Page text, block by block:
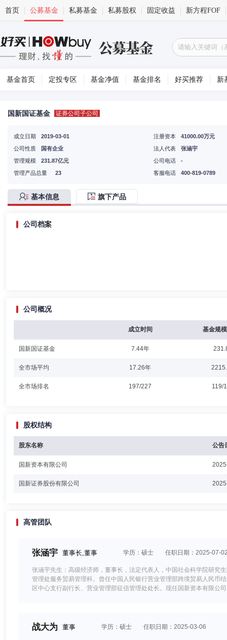
首页 公募基金 私募基金 私募股权 固定收益 新方程FOF
基金首页 定投专区 基金净值 基金排名 好买推荐 新
国新国证基金 证券公司子公司
成立日期
2019-03-01
公司性质
国有企业
注册资本
41000.00万元
法人代表
张涵宇
管理规模
231.87亿元
管理产品总量
23
公司电话
-
客服电话
400-819-0789
基本信息 旗下产品
公司档案
公司概况
成立时间 基金规
国新国证基金 7.44年
全市场平均 17.26年
全市场排名 197/227 119/
股权结构
股东名称 公告
国新资本有限公司
国新证券股份有限公司
高管团队
张涵宇 董事长,董事 学历：硕士 任职日期：2025-07-
张涵宇先生：高级经济师，董事长，法定代表人，中国社会科学院研究
管理处服务贸易管理科。曾任中国人民银行营业管理部跨境贸易人民币
区中心支行副行长、营业管理部征信管理处处长。现任国新资本有限公
战大为 董事 学历：硕士 任职日期：2025-03-06